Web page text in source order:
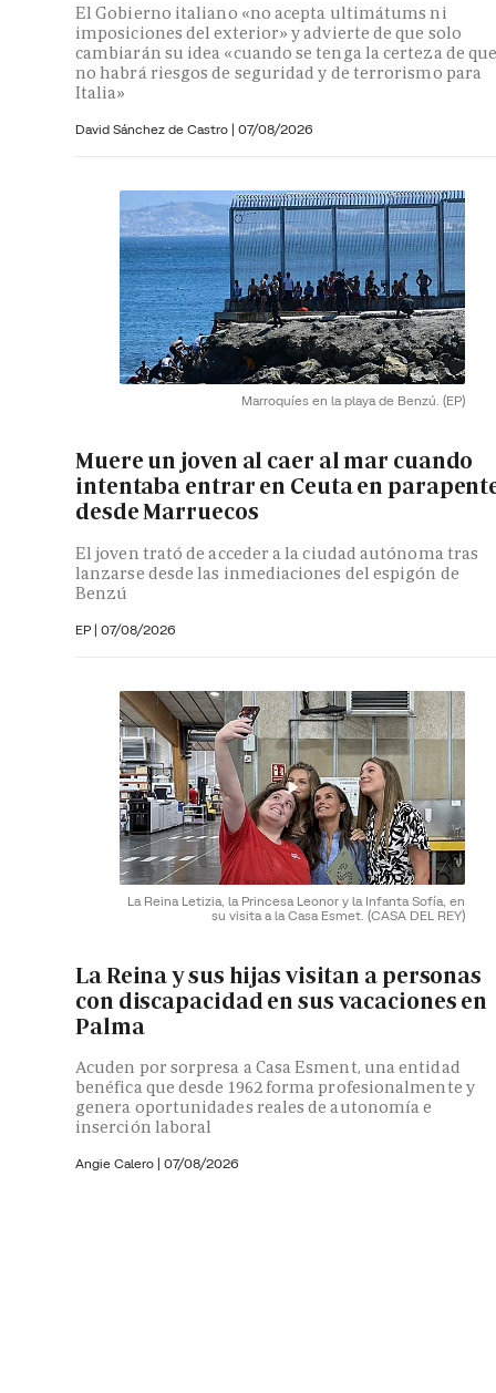
El Gobierno italiano «no acepta ultimátums ni
imposiciones del exterior» y advierte de que solo
cambiarán su idea «cuando se tenga la certeza de
no habrá riesgos de seguridad y de terrorismo para
Italia»
David Sánchez de Castro | 07/08/2026
Marroquíes en la playa de Benzú. (EP)
Muere un joven al caer al mar cuando
intentaba entrar en Ceuta en
desde Marruecos
El joven trató de acceder a la ciudad autónoma tras
lanzarse desde las inmediaciones del espigón de
Benzú
EP | 07/08/2026
La Reina Letizia, la Princesa Leonor y la Infanta Sofía, en
su visita a la Casa Esmet. (CASA DEL REY)
La Reina y sus hijas visitan a personas
con discapacidad en sus vacaciones en
Palma
Acuden por sorpresa a Casa Esment, una entidad
benéfica que desde 1962 forma profesionalmente y
genera oportunidades reales de autonomía e
inserción laboral
Angie Calero | 07/08/2026